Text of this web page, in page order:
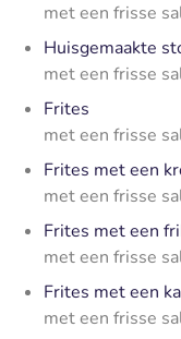
met een frisse
Huisgemaakte
met een frisse
Frites
met een frisse
Frites met een
met een frisse
Frites met een
met een frisse
Frites met een
met een frisse